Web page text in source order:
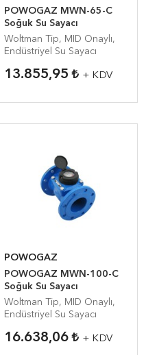
POWOGAZ MWN-65-C
Soğuk Su Sayacı
Woltman Tip, MID Onaylı,
Endüstriyel Su Sayacı
13.855,95 + KDV
POWOGAZ
POWOGAZ MWN-100-C
Soğuk Su Sayacı
Woltman Tip, MID Onaylı,
Endüstriyel Su Sayacı
16.638,06 + KDV